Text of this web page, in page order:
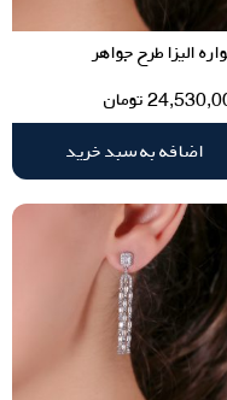
الیزا طرح جواهر
تومان
اضافه به سبد خرید